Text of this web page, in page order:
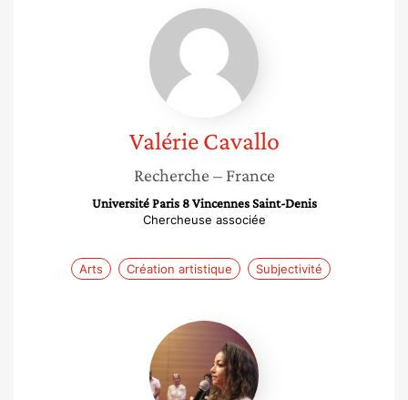
Valérie
Cavallo
Valérie Cavallo
Recherche – France
Université Paris 8 Vincennes Saint-Denis
Chercheuse associée
Arts Création artistique Subjectivité
Sherifa
Riahi